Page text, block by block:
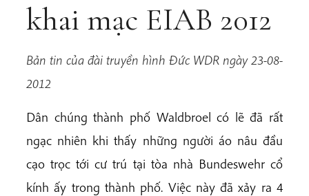
khai mạc EIAB 2012
Bản tin của đài truyền hình Đức WDR ngày 23-08-
2012
Dân chúng thành phố Waldbroel có lẽ đã rất
ngạc nhiên khi thấy những người áo nâu đầu
cạo trọc tới cư trú tại tòa nhà Bundeswehr cổ
kính ấy trong thành phố. Việc này đã xảy ra 4